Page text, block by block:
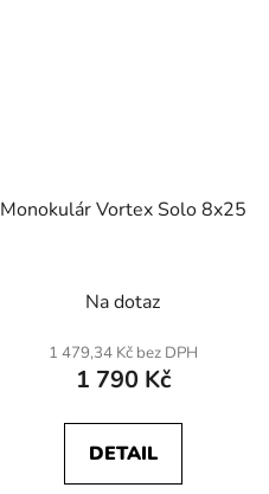
Monokulár Vortex Solo 8x25
Na dotaz
1 479,34 Kč bez DPH
1 790 Kč
DETAIL